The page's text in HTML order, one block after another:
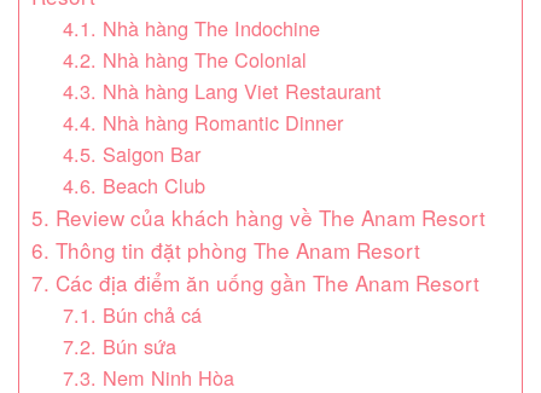
4.1. Nhà hàng The Indochine
4.2. Nhà hàng The Colonial
4.3. Nhà hàng Lang Viet Restaurant
4.4. Nhà hàng Romantic Dinner
4.5. Saigon Bar
4.6. Beach Club
5. Review của khách hàng về The Anam Resort
6. Thông tin đặt phòng The Anam Resort
7. Các địa điểm ăn uống gần The Anam Resort
7.1. Bún chả cá
7.2. Bún sứa
7.3. Nem Ninh Hòa